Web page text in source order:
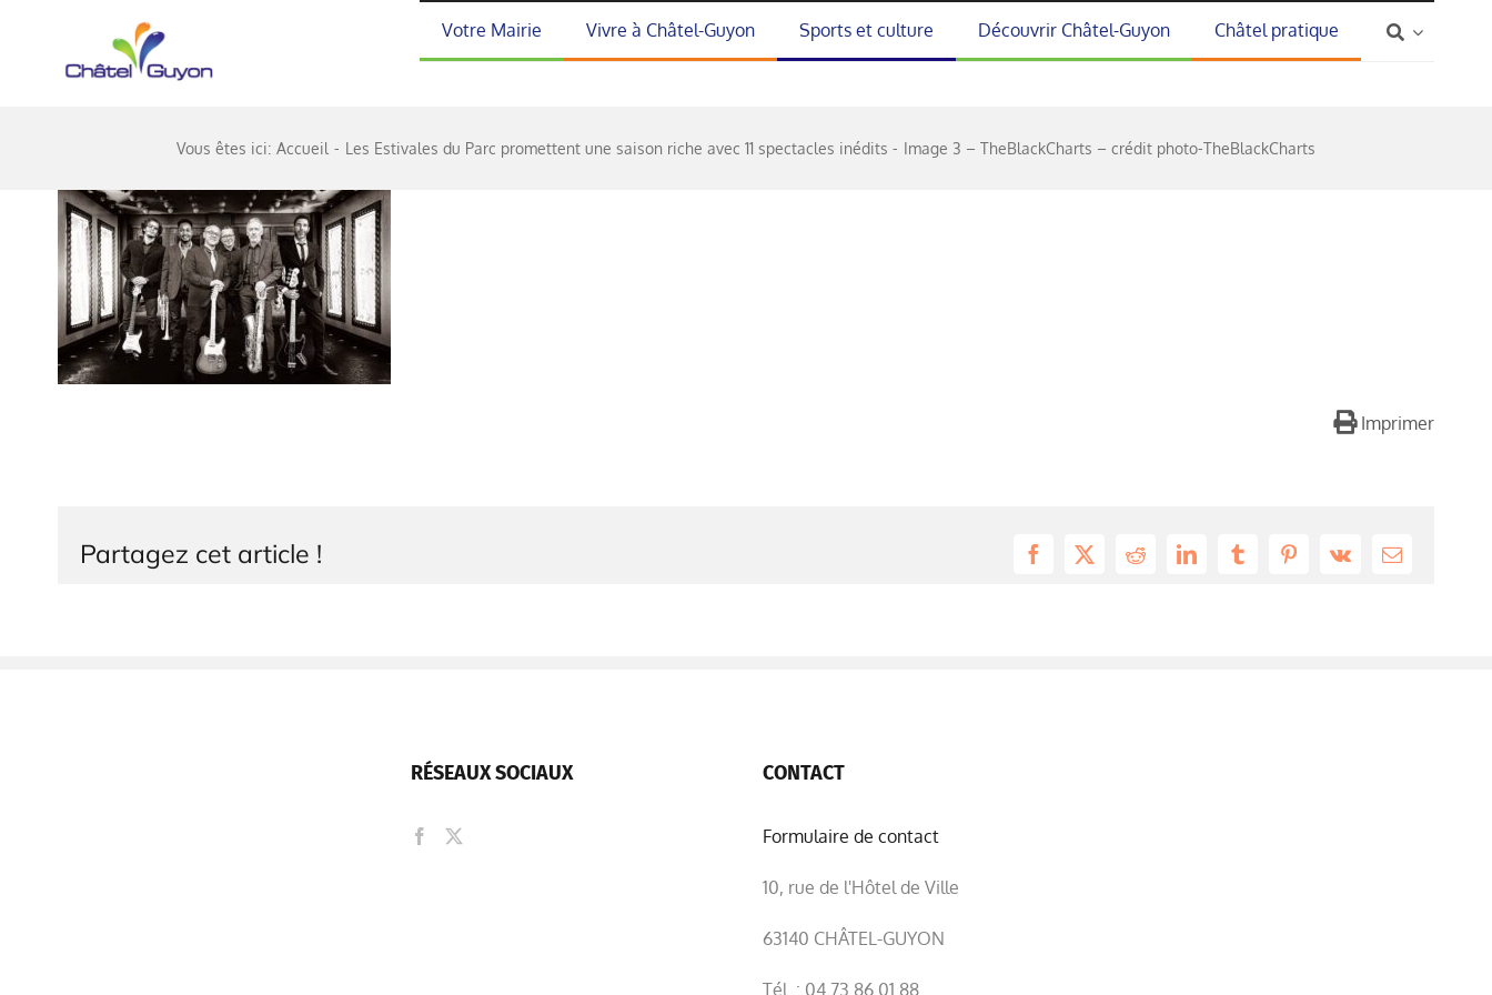
Votre Mairie Vivre à Châtel-Guyon Sports et culture Découvrir Châtel-Guyon Châtel pratique
Vous êtes ici: Accueil Les Estivales du Parc promettent une saison riche avec 11 spectacles inédits Image 3 – TheBlackCharts – crédit photo-TheBlackCharts
Imprimer
Partagez cet article ! Facebook
X RedditLinkedInTumblrPinterest
Vk Email
RÉSEAUX SOCIAUX CONTACT
Formulaire de contact
10, rue de l'Hôtel de Ville
63140 CHÂTEL-GUYON
Tél. : 04 73 86 01 88